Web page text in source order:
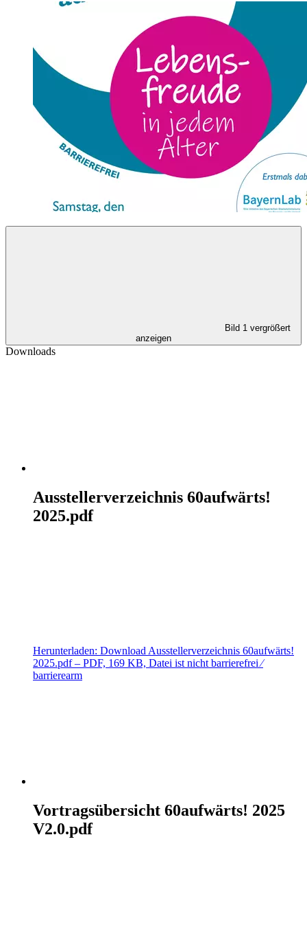
Bild 1 vergrößert
anzeigen
Downloads
Ausstellerverzeichnis 60aufwärts!
2025.pdf
Herunterladen: Download Ausstellerverzeichnis 60aufwärts!
2025.pdf – PDF, 169 KB, Datei ist nicht barrierefrei ⁄
barrierearm
Vortragsübersicht 60aufwärts! 2025
V2.0.pdf